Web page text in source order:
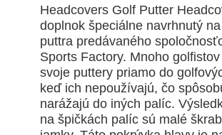
Headcovers Golf Putter
doplnok špeciálne navrhnutý
puttra predávaného
Sports Factory. Mnoho
svoje puttery priamo do
keď ich nepoužívajú, čo
narážajú do iných palíc.
na špičkách palíc sú malé